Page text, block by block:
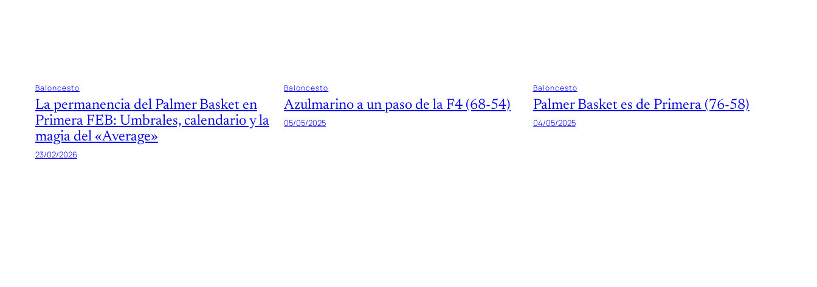
Baloncesto
La permanencia del Palmer Basket en
Primera FEB: Umbrales, calendario y la
magia del «Average»
23/02/2026
Baloncesto
Azulmarino a un paso de la F4 (68-54)
05/05/2025
Baloncesto
Palmer Basket es de Primera (76-58)
04/05/2025